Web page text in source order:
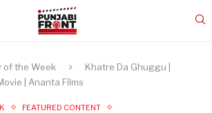
of the Week
Khatre Da Ghuggu |
| Ananta Films
FEATURED CONTENT